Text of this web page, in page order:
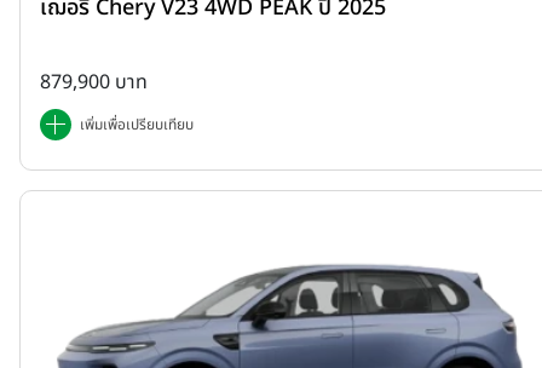
เฌอรี่ Chery V23 4WD PEAK ปี 2025
879,900 บาท
เพิ่มเพื่อเปรียบเทียบ